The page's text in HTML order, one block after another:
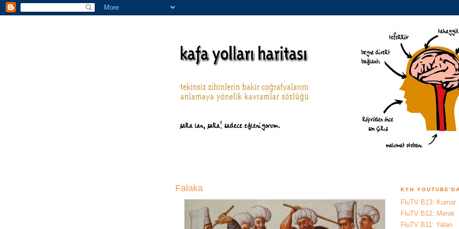
Falaka KYH
FluTV B13: Kumar
FluTV B12: Merak
FluTV B11: Yalan